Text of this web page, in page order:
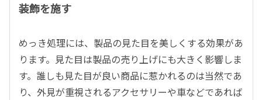
装飾を施す
めっき処理には、製品の見た目を美しくする効果があ
ります。見た目は製品の売り上げにも大きく影響しま
す。誰しも見た目が良い商品に惹かれるのは当然であ
り、外見が重視されるアクセサリーや車などであれば